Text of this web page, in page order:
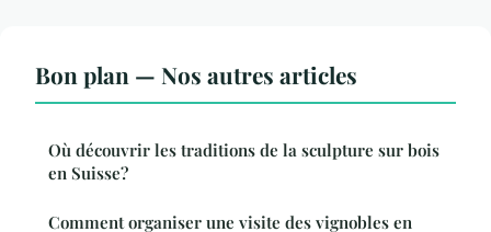
Bon plan — Nos autres articles
Où découvrir les traditions de la sculpture sur bois
en Suisse?
Comment organiser une visite des vignobles en